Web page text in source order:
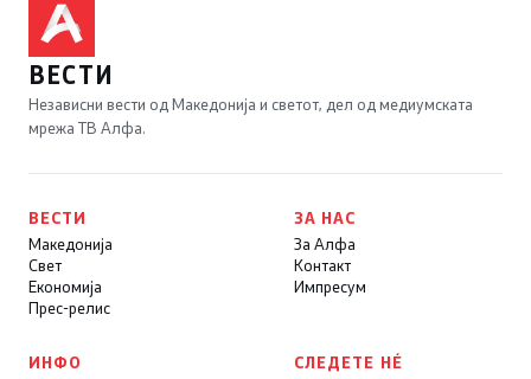
ВЕСТИ
Независни вести од Македонија и светот, дел од медиумската
мрежа ТВ Алфа.
ВЕСТИ
Македонија
Свет
Економија
Прес-релис
ЗА НАС
За Алфа
Контакт
Импресум
ИНФО
СЛЕДЕТЕ НÉ